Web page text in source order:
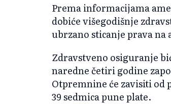
Prema informacijama
dobiće višegodišnje
ubrzano sticanje prava na
Zdravstveno osiguranje
naredne četiri godine
Otpremnine će zavisiti od
39 sedmica pune plate.